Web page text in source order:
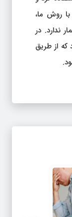
روش ما،
ندارد. در
از طریق